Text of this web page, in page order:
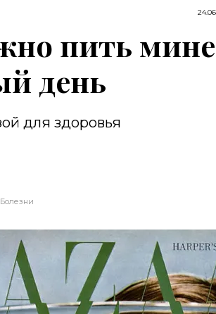
пить
день
для здоровья
Болезни